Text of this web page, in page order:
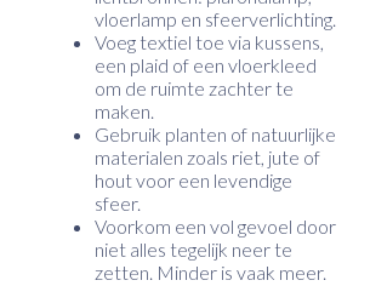
vloerlamp en sfeerverlichting.
Voeg textiel toe via kussens,
een plaid of een vloerkleed
om de ruimte zachter te
maken.
Gebruik planten of natuurlijke
materialen zoals riet, jute of
hout voor een levendige
sfeer.
Voorkom een vol gevoel door
niet alles tegelijk neer te
zetten. Minder is vaak meer.